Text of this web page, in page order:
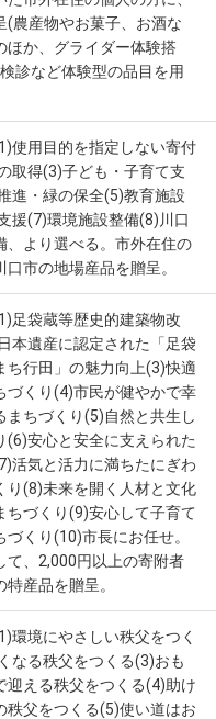
(農産物やお菓子、お酒な
ほか、グライダー体験搭
診など体験型の品目を用
使用目的を指定しない寄付
取得(3)子ども・子育て支
進・緑の保全(5)教育施設
援(7)環境施設整備(8)川口
、より選べる。市外在住の
市の地場産品を贈呈。
足袋蔵等歴史的建築物改
本遺産に認定された「足袋
ち行田」の魅力向上(3)快適
づくり(4)市民が健やかで幸
まちづくり(5)自然と共生し
(6)安心と安全に支えられた
活気と活力に満ちたにぎわ
り(8)未来を開く人材と文化
ちづくり(9)安心して子育て
づくり(10)市長にお任せ。
て、2,000円以上の寄附者
産品を贈呈。
環境にやさしい秩父をつく
なる秩父をつくる(3)おも
迎える秩父をつくる(4)助け
秩父をつくる(5)使い道はお